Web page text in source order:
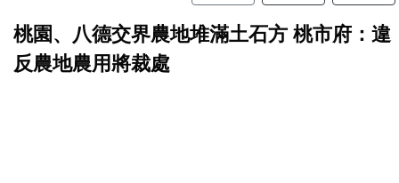
桃園、八德交界農地堆滿土石方 桃市府：違
反農地農用將裁處